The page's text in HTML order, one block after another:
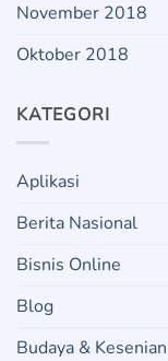
November 2018
Oktober 2018
KATEGORI
Aplikasi
Berita Nasional
Bisnis Online
Blog
Budaya & Kesenian